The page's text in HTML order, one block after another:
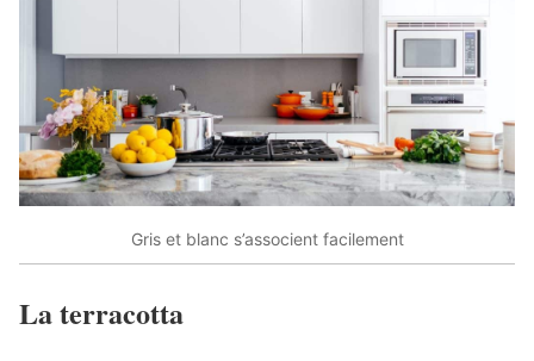
Gris et blanc s’associent facilement
La terracotta